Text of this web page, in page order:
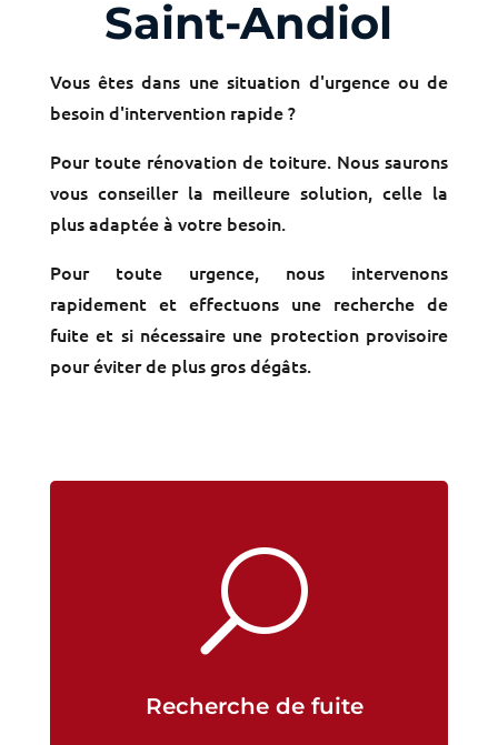
Saint-Andiol
Vous êtes dans une situation d'urgence ou de
besoin d'intervention rapide ?
Pour toute rénovation de toiture. Nous saurons
vous conseiller la meilleure solution, celle la
plus adaptée à votre besoin.
Pour toute urgence, nous intervenons
rapidement et effectuons une recherche de
fuite et si nécessaire une protection provisoire
pour éviter de plus gros dégâts.
U
Recherche de fuite